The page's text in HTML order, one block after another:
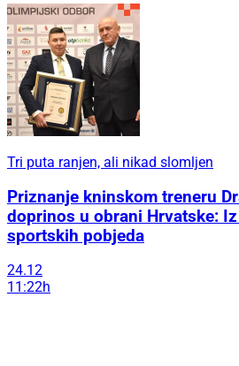
Tri puta ranjen, ali nikad slomljen
Priznanje kninskom treneru
doprinos u obrani Hrvatske:
sportskih pobjeda
24.12
11:22h